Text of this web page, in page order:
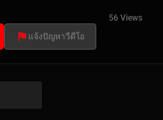
56 Views
แจ้งปัญหาวีดีโอ